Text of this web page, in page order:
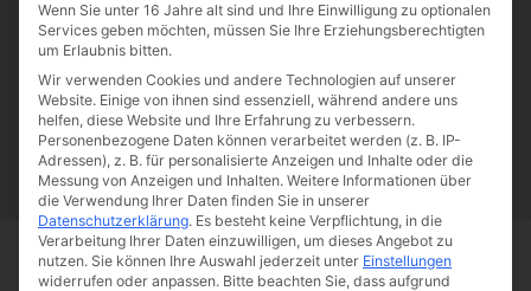
Tag:Rinaldo Scrovegni
Papst Franziskus Ehe Sex Liebe Familie
Katholizismus
Franziskus
50 Jahre Humanae vitae Katholische Kirche
Start Schlagworte Rinaldo Scrovegni
Wenn Sie unter 16 Jahre alt sind und Ihre Einwilligung zu optionalen
Services geben möchten, müssen Sie Ihre Erziehungsberechtigten
um Erlaubnis bitten.
Wir verwenden Cookies und andere Technologien auf unserer
Website. Einige von ihnen sind essenziell, während andere uns
helfen, diese Website und Ihre Erfahrung zu verbessern.
Personenbezogene Daten können verarbeitet werden (z. B. IP-
Adressen), z. B. für personalisierte Anzeigen und Inhalte oder die
Messung von Anzeigen und Inhalten. Weitere Informationen über
die Verwendung Ihrer Daten finden Sie in unserer
Datenschutzerklärung. Es besteht keine Verpflichtung, in die
Verarbeitung Ihrer Daten einzuwilligen, um dieses Angebot zu
nutzen. Sie können Ihre Auswahl jederzeit unter Einstellungen
widerrufen oder anpassen. Bitte beachten Sie, dass aufgrund